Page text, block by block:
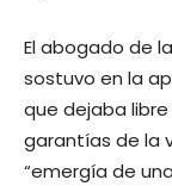
El abogado de
sostuvo en la
que dejaba libre
garantías de la
“emergía de